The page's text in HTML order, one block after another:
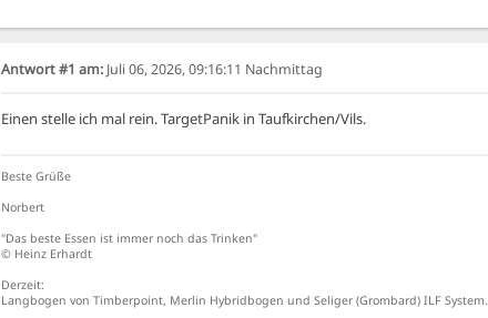
Antwort #1 am:Juli 06, 2026, 09:16:11 Nachmittag
Einen stelle ich mal rein. TargetPanik in Taufkirchen/Vils.
Beste Grüße
Norbert
"Das beste Essen ist immer noch das Trinken"
© Heinz Erhardt
Derzeit:
Langbogen von Timberpoint, Merlin Hybridbogen und Seliger (Grombard) ILF System.